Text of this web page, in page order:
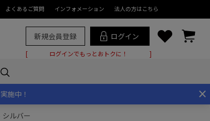
よくあるご質問 インフォメーション 法人の方はこちら
新規会員登録 ログイン
ログインでもっとおトクに！
×
施中！
ルバー